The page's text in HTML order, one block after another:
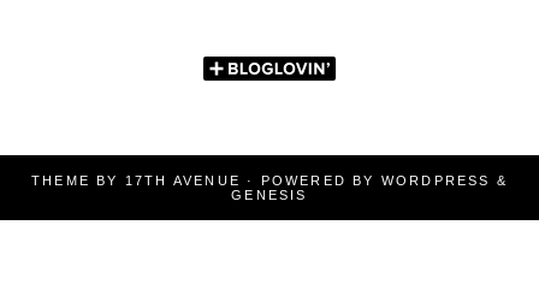
THEME BY 17TH AVENUE · POWERED BY WORDPRESS
&
GENESIS